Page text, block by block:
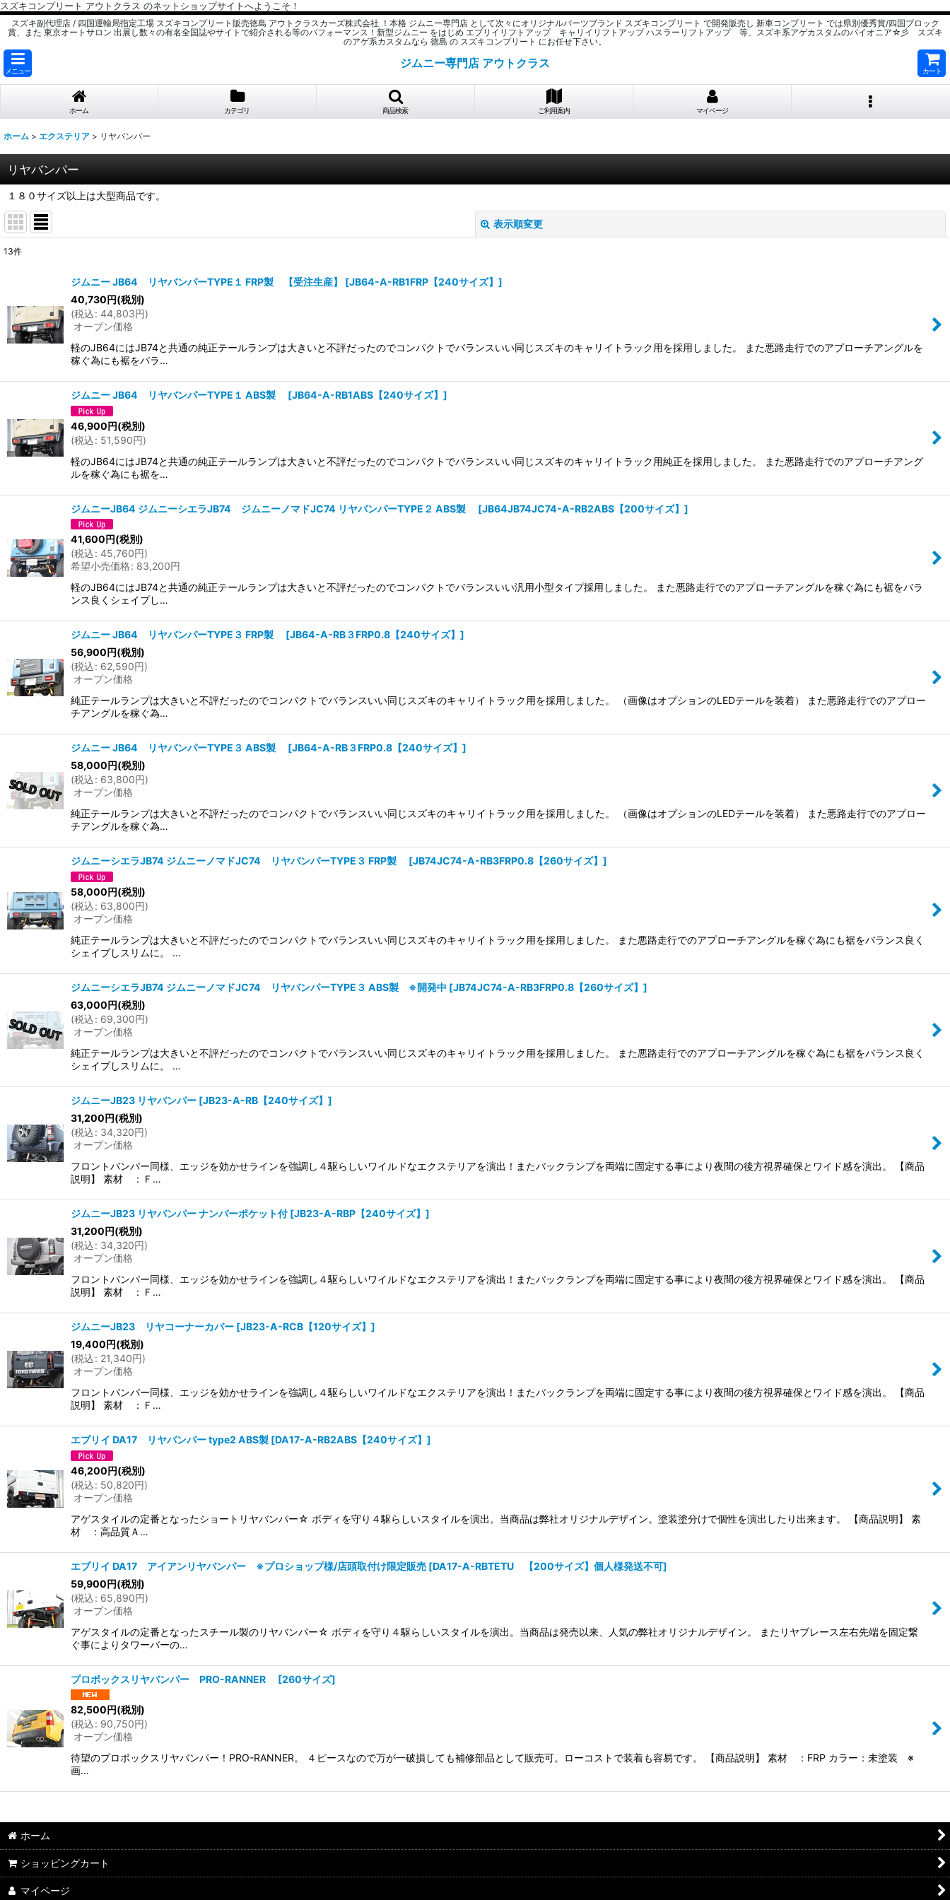
スズキコンプリート アウトクラス のネットショップサイトへようこそ！
スズキ副代理店 / 四国運輸局指定工場 スズキコンプリート販売徳島 アウトクラスカーズ株式会社 ！本格 ジムニー専門店 として次々にオリジナルパーツブランド スズキコンプリート で開発販売し 新車コンプリート では県別優秀賞/四国ブロック
賞、また 東京オートサロン 出展し数々の有名全国誌やサイトで紹介される等のパフォーマンス！新型ジムニー をはじめ エブリイリフトアップ キャリイリフトアップ ハスラーリフトアップ 等、スズキ系アゲカスタムのパイオニア☆彡 スズキ
のアゲ系カスタムなら 徳島 の スズキコンプリート にお任せ下さい。
メニュー
ジムニー専門店 アウトクラス
カート
ホーム カテゴリ 商品検索 ご利用案内 マイページ
ホーム > エクステリア > リヤバンパー
リヤバンパー
１８０サイズ以上は大型商品です。
表示順変更
並び順:
13件
ジムニー JB64 リヤバンパーTYPE１ FRP製 【受注生産】 [JB64-A-RB1FRP【240サイズ】 ]
40,730円(税別)
(税込: 44,803円)
オープン価格
軽のJB64にはJB74と共通の純正テールランプは大きいと不評だったのでコンパクトでバランスいい同じスズキのキャリイトラック用を採用しました。 また悪路走行でのアプローチアングルを
稼ぐ為にも裾をバラ…
ジムニー JB64 リヤバンパーTYPE１ ABS製 [JB64-A-RB1ABS【240サイズ】 ]
46,900円(税別)
(税込: 51,590円)
軽のJB64にはJB74と共通の純正テールランプは大きいと不評だったのでコンパクトでバランスいい同じスズキのキャリイトラック用純正を採用しました。 また悪路走行でのアプローチアング
ルを稼ぐ為にも裾を…
ジムニーJB64 ジムニーシエラJB74 ジムニーノマドJC74 リヤバンパーTYPE２ ABS製 [JB64JB74JC74-A-RB2ABS【200サイズ】 ]
41,600円(税別)
(税込: 45,760円)
希望小売価格: 83,200円
軽のJB64にはJB74と共通の純正テールランプは大きいと不評だったのでコンパクトでバランスいい汎用小型タイプ採用しました。 また悪路走行でのアプローチアングルを稼ぐ為にも裾をバラ
ンス良くシェイプし…
ジムニー JB64 リヤバンパーTYPE３ FRP製 [JB64-A-RB３FRP0.8【240サイズ】 ]
56,900円(税別)
(税込: 62,590円)
オープン価格
純正テールランプは大きいと不評だったのでコンパクトでバランスいい同じスズキのキャリイトラック用を採用しました。 （画像はオプションのLEDテールを装着） また悪路走行でのアプロー
チアングルを稼ぐ為…
ジムニー JB64 リヤバンパーTYPE３ ABS製 [JB64-A-RB３FRP0.8【240サイズ】 ]
58,000円(税別)
(税込: 63,800円)
オープン価格
純正テールランプは大きいと不評だったのでコンパクトでバランスいい同じスズキのキャリイトラック用を採用しました。 （画像はオプションのLEDテールを装着） また悪路走行でのアプロー
チアングルを稼ぐ為…
ジムニーシエラJB74 ジムニーノマドJC74 リヤバンパーTYPE３ FRP製 [JB74JC74-A-RB3FRP0.8【260サイズ】 ]
58,000円(税別)
(税込: 63,800円)
オープン価格
純正テールランプは大きいと不評だったのでコンパクトでバランスいい同じスズキのキャリイトラック用を採用しました。 また悪路走行でのアプローチアングルを稼ぐ為にも裾をバランス良く
シェイプしスリムに。 …
ジムニーシエラJB74 ジムニーノマドJC74 リヤバンパーTYPE３ ABS製 ※開発中 [JB74JC74-A-RB3FRP0.8【260サイズ】 ]
63,000円(税別)
(税込: 69,300円)
オープン価格
純正テールランプは大きいと不評だったのでコンパクトでバランスいい同じスズキのキャリイトラック用を採用しました。 また悪路走行でのアプローチアングルを稼ぐ為にも裾をバランス良く
シェイプしスリムに。 …
ジムニーJB23 リヤバンパー [JB23-A-RB【240サイズ】 ]
31,200円(税別)
(税込: 34,320円)
オープン価格
フロントバンパー同様、エッジを効かせラインを強調し４駆らしいワイルドなエクステリアを演出！またバックランプを両端に固定する事により夜間の後方視界確保とワイド感を演出。 【商品
説明】 素材 ：Ｆ…
ジムニーJB23 リヤバンパー ナンバーポケット付 [JB23-A-RBP【240サイズ】 ]
31,200円(税別)
(税込: 34,320円)
オープン価格
フロントバンパー同様、エッジを効かせラインを強調し４駆らしいワイルドなエクステリアを演出！またバックランプを両端に固定する事により夜間の後方視界確保とワイド感を演出。 【商品
説明】 素材 ：Ｆ…
ジムニーJB23 リヤコーナーカバー [JB23-A-RCB【120サイズ】 ]
19,400円(税別)
(税込: 21,340円)
オープン価格
フロントバンパー同様、エッジを効かせラインを強調し４駆らしいワイルドなエクステリアを演出！またバックランプを両端に固定する事により夜間の後方視界確保とワイド感を演出。 【商品
説明】 素材 ：Ｆ…
エブリイ DA17 リヤバンパー type2 ABS製 [DA17-A-RB2ABS【240サイズ】 ]
46,200円(税別)
(税込: 50,820円)
オープン価格
アゲスタイルの定番となったショートリヤバンパー☆ ボディを守り４駆らしいスタイルを演出。当商品は弊社オリジナルデザイン。塗装塗分けで個性を演出したり出来ます。 【商品説明】 素
材 ：高品質Ａ…
エブリイ DA17 アイアンリヤバンパー ※プロショップ様/店頭取付け限定販売 [DA17-A-RBTETU 【200サイズ】個人様発送不可]
59,900円(税別)
(税込: 65,890円)
オープン価格
アゲスタイルの定番となったスチール製のリヤバンパー☆ ボディを守り４駆らしいスタイルを演出。当商品は発売以来、人気の弊社オリジナルデザイン。 またリヤブレース左右先端を固定繋
ぐ事によりタワーバーの…
プロボックスリヤバンパー PRO-RANNER [260サイズ]
82,500円(税別)
(税込: 90,750円)
オープン価格
待望のプロボックスリヤバンパー！PRO-RANNER。 ４ピースなので万が一破損しても補修部品として販売可。ローコストで装着も容易です。 【商品説明】 素材 ：FRP カラー：未塗装 ※
画…
ホーム
ショッピングカート
マイページ